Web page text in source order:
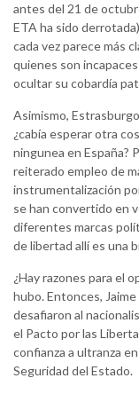
antes del 21 de
ETA ha sido
cada vez parece más
quienes son
ocultar su cobardía
Asimismo,
¿cabía esperar otra
ningunea en España?
reiterado empleo de
instrumentalización
se han convertido en
diferentes marcas
de libertad allí es una
¿Hay razones para el
hubo. Entonces,
desafiaron al
el Pacto por las
confianza a ultranza
Seguridad del Estado.